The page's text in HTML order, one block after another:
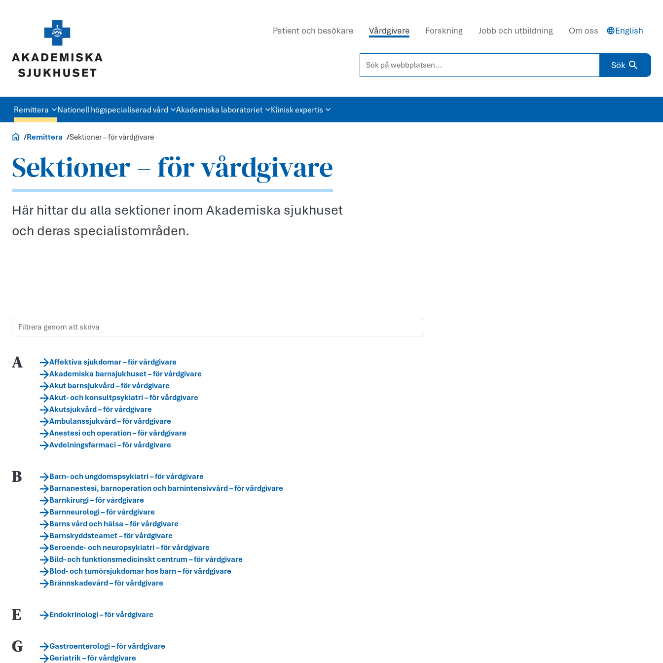
Patient och besökare Vårdgivare Forskning Jobb och utbildning Om oss English
Sök på webbplatsen...
Sök
Remittera Nationell högspecialiserad vård Akademiska laboratoriet Klinisk expertis
Vårdgivare
Remittera Sektioner – för vårdgivare
Sektioner – för vårdgivare
Här hittar du alla sektioner inom Akademiska sjukhuset
och deras specialistområden.
A
Affektiva sjukdomar – för vårdgivare
Akademiska barnsjukhuset – för vårdgivare
Akut barnsjukvård – för vårdgivare
Akut- och konsultpsykiatri – för vårdgivare
Akutsjukvård – för vårdgivare
Ambulanssjukvård – för vårdgivare
Anestesi och operation – för vårdgivare
Avdelningsfarmaci – för vårdgivare
B
Barn- och ungdomspsykiatri – för vårdgivare
Barnanestesi, barnoperation och barnintensivvård – för vårdgivare
Barnkirurgi – för vårdgivare
Barnneurologi – för vårdgivare
Barns vård och hälsa – för vårdgivare
Barnskyddsteamet – för vårdgivare
Beroende- och neuropsykiatri – för vårdgivare
Bild- och funktionsmedicinskt centrum – för vårdgivare
Blod- och tumörsjukdomar hos barn – för vårdgivare
Brännskadevård – för vårdgivare
E Endokrinologi – för vårdgivare
G
Gastroenterologi – för vårdgivare
Geriatrik – för vårdgivare